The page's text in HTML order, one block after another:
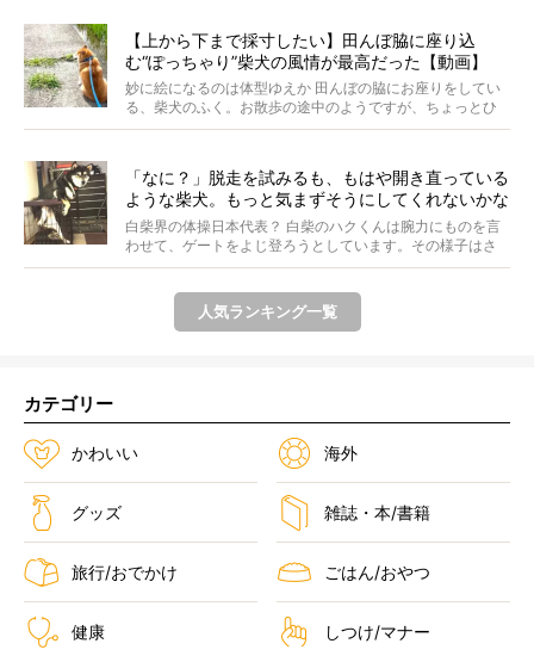
【上から下まで採寸したい】田んぼ脇に座り込
む“ぽっちゃり”柴犬の風情が最高だった【動画】
妙に絵になるのは体型ゆえか 田んぼの脇にお座りをしてい
る、柴犬のふく。お散歩の途中のようですが、ちょっとひ
と休...
「なに？」脱走を試みるも、もはや開き直っている
ような柴犬。もっと気まずそうにしてくれないかな
ぁ…！【動画あり】
白柴界の体操日本代表？ 白柴のハクくんは腕力にものを言
わせて、ゲートをよじ登ろうとしています。その様子はさ
なが...
人気ランキング一覧
カテゴリー
かわいい 海外
グッズ 雑誌・本/書籍
旅行/おでかけ ごはん/おやつ
健康 しつけ/マナー